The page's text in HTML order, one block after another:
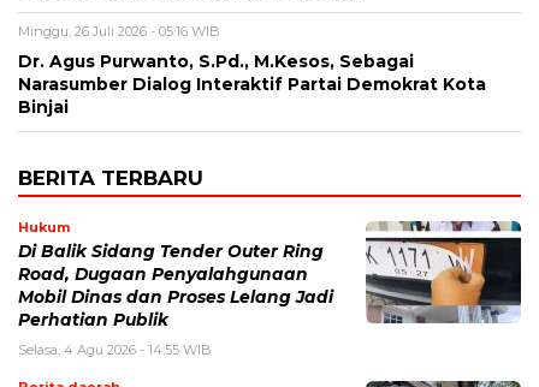
Minggu, 26 Juli 2026 - 05:16 WIB
Dr. Agus Purwanto, S.Pd., M.Kesos, Sebagai
Narasumber Dialog Interaktif Partai Demokrat Kota
Binjai
BERITA TERBARU
Hukum
Di Balik Sidang Tender Outer Ring
Road, Dugaan Penyalahgunaan
Mobil Dinas dan Proses Lelang Jadi
Perhatian Publik
Selasa, 4 Agu 2026 - 14:55 WIB